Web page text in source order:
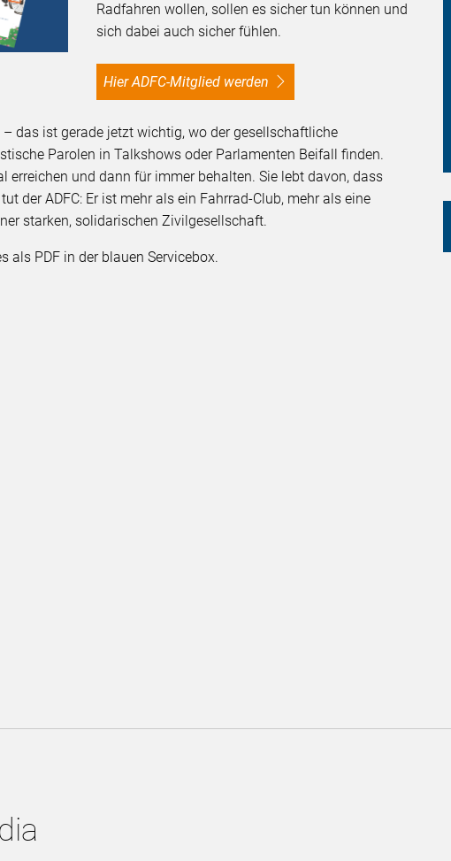
Radfahren wollen, sollen es sicher tun können und
sich dabei auch sicher fühlen.
Hier ADFC-Mitglied werden
das ist gerade jetzt wichtig, wo der gesellschaftliche
Parolen in Talkshows oder Parlamenten Beifall finden.
erreichen und dann für immer behalten. Sie lebt davon, dass
der ADFC: Er ist mehr als ein Fahrrad-Club, mehr als eine
starken, solidarischen Zivilgesellschaft.
als PDF in der blauen Servicebox.